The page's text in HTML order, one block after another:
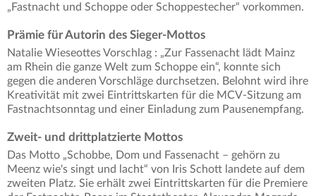
„Fastnacht und Schoppe oder Schoppestecher“ vorkommen.
Prämie für Autorin des Sieger-Mottos
Natalie Wieseottes Vorschlag : „Zur Fassenacht lädt Mainz
am Rhein die ganze Welt zum Schoppe ein“, konnte sich
gegen die anderen Vorschläge durchsetzen. Belohnt wird ihre
Kreativität mit zwei Eintrittskarten für die MCV-Sitzung am
Fastnachtsonntag und einer Einladung zum Pausenempfang.
Zweit- und drittplatzierte Mottos
Das Motto „Schobbe, Dom und Fassenacht – gehörn zu
Meenz wie's singt und lacht“ von Iris Schott landete auf dem
zweiten Platz. Sie erhält zwei Eintrittskarten für die Premiere